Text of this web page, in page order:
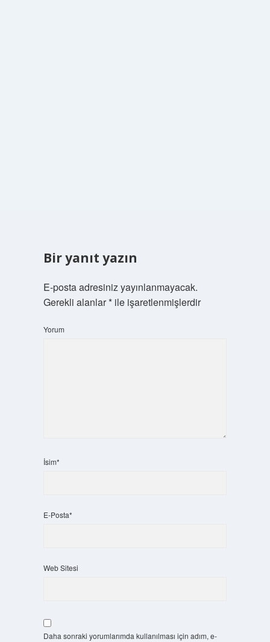
Bir yanıt yazın
E-posta adresiniz yayınlanmayacak.
Gerekli alanlar*ile işaretlenmişlerdir
Yorum
İsim*
E-Posta*
Web Sitesi
Daha sonraki yorumlarımda kullanılması için adım, e-